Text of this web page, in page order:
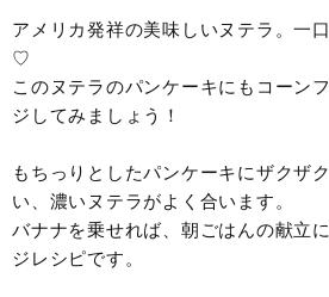
アメリカ発祥の美味しいヌテラ。一
♡
このヌテラのパンケーキにもコーン
ジしてみましょう！
もちっりとしたパンケーキにザクザ
い、濃いヌテラがよく合います。
バナナを乗せれば、朝ごはんの献立
ジレシピです。